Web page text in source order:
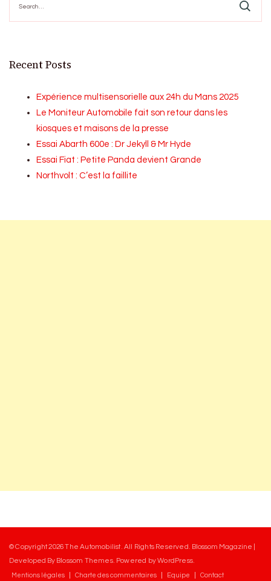
for:
Recent Posts
Expérience multisensorielle aux 24h du Mans 2025
Le Moniteur Automobile fait son retour dans les
kiosques et maisons de la presse
Essai Abarth 600e : Dr Jekyll & Mr Hyde
Essai Fiat : Petite Panda devient Grande
Northvolt : C’est la faillite
© Copyright 2026The Automobilist. All Rights Reserved. Blossom Magazine |
Developed By Blossom Themes. Powered byWordPress
Mentions légales Charte des commentaires Equipe Contact